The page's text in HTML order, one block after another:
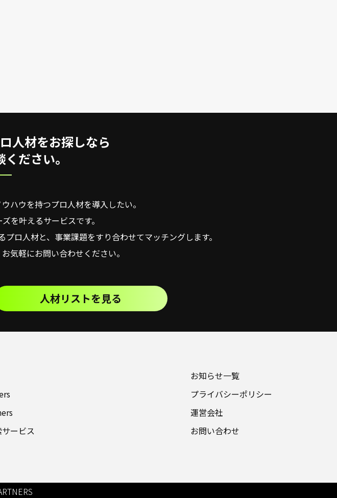
人材をお探しなら
ださい。
ハウを持つプロ人材を導入したい。
を叶えるサービスです。
ロ人材と、事業課題をすり合わせてマッチングします。
気軽にお問い合わせください。
人材リストを見る
ービス
お知らせ一覧
プライバシーポリシー
運営会社
お問い合わせ